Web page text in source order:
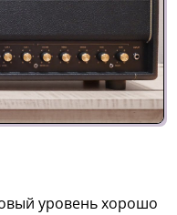
уровень хорошо